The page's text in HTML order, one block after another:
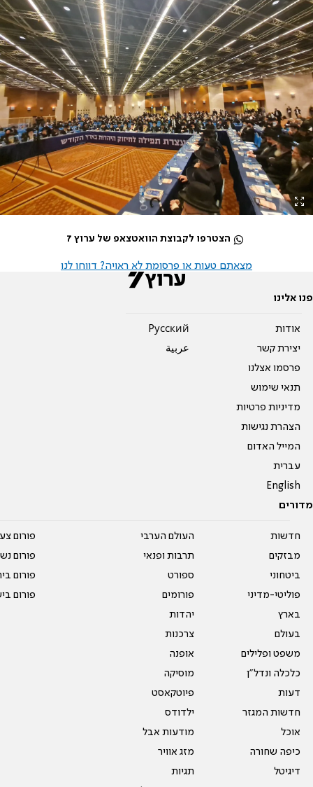
הצטרפו לקבוצת הוואטצאפ של ערוץ 7
מצאתם טעות או פרסומת לא ראויה? דווחו לנו
פנו אלינו
אודות
יצירת קשר
פרסמו אצלנו
תנאי שימוש
מדיניות פרטיות
הצהרת נגישות
המייל האדום
עברית
English
Pусский
عربية
מדורים
חדשות
מבזקים
ביטחוני
פוליטי-מדיני
בארץ
בעולם
משפט ופלילים
כלכלה ונדל"ן
דעות
חדשות המגזר
אוכל
כיפה שחורה
דיגיטל
העולם הערבי
תרבות ופנאי
ספורט
פורומים
יהדות
צרכנות
אופנה
מוסיקה
פיוטקאסט
ילדודס
מודעות אבל
מזג אוויר
תגיות
פורום
פורום
פורום
פורום